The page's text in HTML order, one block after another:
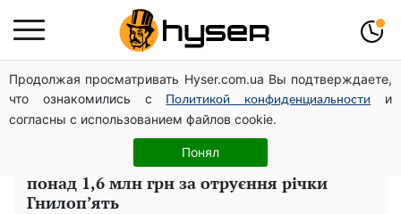
Продолжая просматривать Hyser.com.ua Вы подтверждаете,
что ознакомились с
Политикой конфиденциальности
и
согласны с использованием файлов cookie.
Понял
Гола Олена Тополя у цікавих позах змусила відвисати
щелепи: злив відео – було лише початком
Фінальний акорд у судовому
протистоянні: ТОВ «КЕС» заплатить
понад 1,6 млн грн за отруєння річки
Гнилоп’ять